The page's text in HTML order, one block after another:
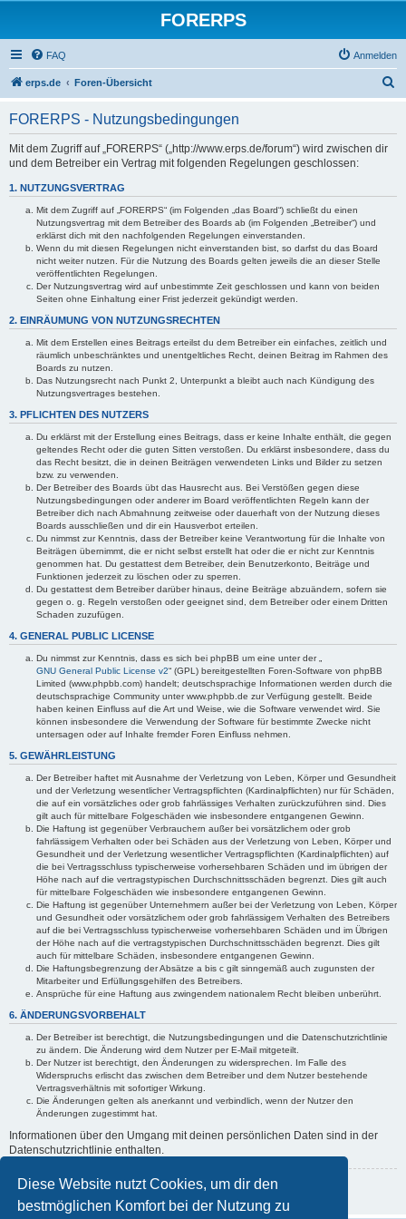
Diese Website nutzt Cookies, um dir den
bestmöglichen Komfort bei der Nutzung zu
FORERPS
FAQ Anmelden
erps.de Foren-Übersicht
FORERPS - Nutzungsbedingungen
Mit dem Zugriff auf „FORERPS“ („http://www.erps.de/forum“) wird zwischen dir
und dem Betreiber ein Vertrag mit folgenden Regelungen geschlossen:
1. NUTZUNGSVERTRAG
Mit dem Zugriff auf „FORERPS“ (im Folgenden „das Board“) schließt du einen
Nutzungsvertrag mit dem Betreiber des Boards ab (im Folgenden „Betreiber“) und
erklärst dich mit den nachfolgenden Regelungen einverstanden.
Wenn du mit diesen Regelungen nicht einverstanden bist, so darfst du das Board
nicht weiter nutzen. Für die Nutzung des Boards gelten jeweils die an dieser Stelle
veröffentlichten Regelungen.
Der Nutzungsvertrag wird auf unbestimmte Zeit geschlossen und kann von beiden
Seiten ohne Einhaltung einer Frist jederzeit gekündigt werden.
2. EINRÄUMUNG VON NUTZUNGSRECHTEN
Mit dem Erstellen eines Beitrags erteilst du dem Betreiber ein einfaches, zeitlich und
räumlich unbeschränktes und unentgeltliches Recht, deinen Beitrag im Rahmen des
Boards zu nutzen.
Das Nutzungsrecht nach Punkt 2, Unterpunkt a bleibt auch nach Kündigung des
Nutzungsvertrages bestehen.
3. PFLICHTEN DES NUTZERS
Du erklärst mit der Erstellung eines Beitrags, dass er keine Inhalte enthält, die gegen
geltendes Recht oder die guten Sitten verstoßen. Du erklärst insbesondere, dass du
das Recht besitzt, die in deinen Beiträgen verwendeten Links und Bilder zu setzen
bzw. zu verwenden.
Der Betreiber des Boards übt das Hausrecht aus. Bei Verstößen gegen diese
Nutzungsbedingungen oder anderer im Board veröffentlichten Regeln kann der
Betreiber dich nach Abmahnung zeitweise oder dauerhaft von der Nutzung dieses
Boards ausschließen und dir ein Hausverbot erteilen.
Du nimmst zur Kenntnis, dass der Betreiber keine Verantwortung für die Inhalte von
Beiträgen übernimmt, die er nicht selbst erstellt hat oder die er nicht zur Kenntnis
genommen hat. Du gestattest dem Betreiber, dein Benutzerkonto, Beiträge und
Funktionen jederzeit zu löschen oder zu sperren.
Du gestattest dem Betreiber darüber hinaus, deine Beiträge abzuändern, sofern sie
gegen o. g. Regeln verstoßen oder geeignet sind, dem Betreiber oder einem Dritten
Schaden zuzufügen.
4. GENERAL PUBLIC LICENSE
Du nimmst zur Kenntnis, dass es sich bei phpBB um eine unter der „
GNU General Public License v2“ (GPL) bereitgestellten Foren-Software von phpBB
Limited (www.phpbb.com) handelt; deutschsprachige Informationen werden durch die
deutschsprachige Community unter www.phpbb.de zur Verfügung gestellt. Beide
haben keinen Einfluss auf die Art und Weise, wie die Software verwendet wird. Sie
können insbesondere die Verwendung der Software für bestimmte Zwecke nicht
untersagen oder auf Inhalte fremder Foren Einfluss nehmen.
5. GEWÄHRLEISTUNG
Der Betreiber haftet mit Ausnahme der Verletzung von Leben, Körper und Gesundheit
und der Verletzung wesentlicher Vertragspflichten (Kardinalpflichten) nur für Schäden,
die auf ein vorsätzliches oder grob fahrlässiges Verhalten zurückzuführen sind. Dies
gilt auch für mittelbare Folgeschäden wie insbesondere entgangenen Gewinn.
Die Haftung ist gegenüber Verbrauchern außer bei vorsätzlichem oder grob
fahrlässigem Verhalten oder bei Schäden aus der Verletzung von Leben, Körper und
Gesundheit und der Verletzung wesentlicher Vertragspflichten (Kardinalpflichten) auf
die bei Vertragsschluss typischerweise vorhersehbaren Schäden und im übrigen der
Höhe nach auf die vertragstypischen Durchschnittsschäden begrenzt. Dies gilt auch
für mittelbare Folgeschäden wie insbesondere entgangenen Gewinn.
Die Haftung ist gegenüber Unternehmern außer bei der Verletzung von Leben, Körper
und Gesundheit oder vorsätzlichem oder grob fahrlässigem Verhalten des Betreibers
auf die bei Vertragsschluss typischerweise vorhersehbaren Schäden und im Übrigen
der Höhe nach auf die vertragstypischen Durchschnittsschäden begrenzt. Dies gilt
auch für mittelbare Schäden, insbesondere entgangenen Gewinn.
Die Haftungsbegrenzung der Absätze a bis c gilt sinngemäß auch zugunsten der
Mitarbeiter und Erfüllungsgehilfen des Betreibers.
Ansprüche für eine Haftung aus zwingendem nationalem Recht bleiben unberührt.
6. ÄNDERUNGSVORBEHALT
Der Betreiber ist berechtigt, die Nutzungsbedingungen und die Datenschutzrichtlinie
zu ändern. Die Änderung wird dem Nutzer per E-Mail mitgeteilt.
Der Nutzer ist berechtigt, den Änderungen zu widersprechen. Im Falle des
Widerspruchs erlischt das zwischen dem Betreiber und dem Nutzer bestehende
Vertragsverhältnis mit sofortiger Wirkung.
Die Änderungen gelten als anerkannt und verbindlich, wenn der Nutzer den
Änderungen zugestimmt hat.
Informationen über den Umgang mit deinen persönlichen Daten sind in der
Datenschutzrichtlinie enthalten.
Zurück zur vorherigen Seite